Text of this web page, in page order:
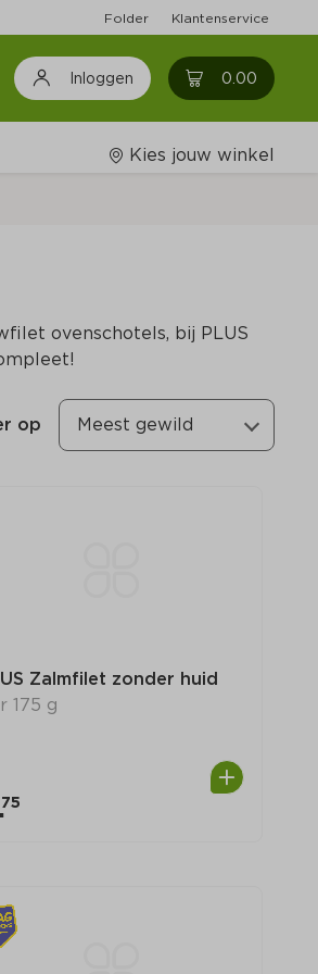
Folder Klantenservice
Inloggen 0.00 0
Kies jouw winkel
ovenschotels, bij PLUS
op Meest gewild
Zalmfilet zonder huid
175 g
75